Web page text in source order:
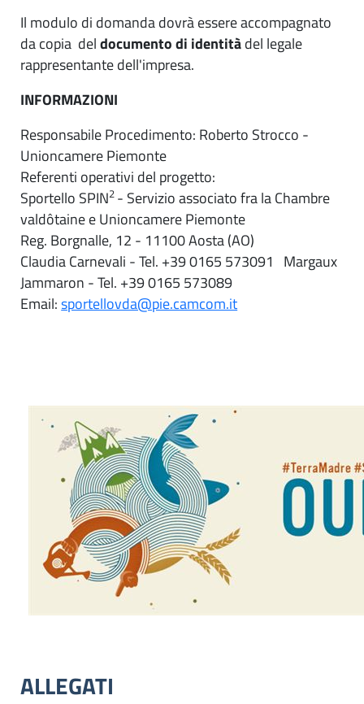
Il modulo di domanda dovrà essere accompagnato
da copia deldocumento di identitàdel legale
rappresentante dell'impresa.
INFORMAZIONI
Responsabile Procedimento: Roberto Strocco -
Unioncamere Piemonte
Referenti operativi del progetto:
Sportello SPIN2 - Servizio associato fra la Chambre
valdôtaine e Unioncamere Piemonte
Reg. Borgnalle, 12 - 11100 Aosta (AO)
Claudia Carnevali - Tel. +39 0165 573091 Margaux
Jammaron - Tel. +39 0165 573089
Email:sportellovda@pie.camcom.it
ALLEGATI